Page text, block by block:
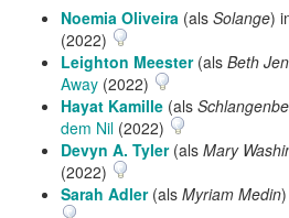
Noemia Oliveira (als Solange)
(2022)
Leighton Meester(als Beth
Away (2022)
Hayat Kamille (als
dem Nil (2022)
Devyn A. Tyler(als Mary
(2022)
Sarah Adler(als Myriam Medin